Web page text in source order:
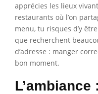
apprécies les lieux
restaurants où l’on
menu, tu risques d’y
que recherchent
d’adresse : manger
bon moment.
L’ambiance